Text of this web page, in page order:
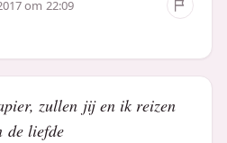
om 22:09
zullen jij en ik reizen
de liefde